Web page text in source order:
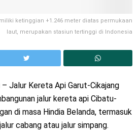
ketinggian +1.246 meter diatas permukaan
laut, merupakan stasiun tertinggi di Indonesia
– Jalur Kereta Api Garut-Cikajang
jalur kereta api Cibatu-
di masa Hindia Belanda, termasuk
cabang atau jalur simpang.